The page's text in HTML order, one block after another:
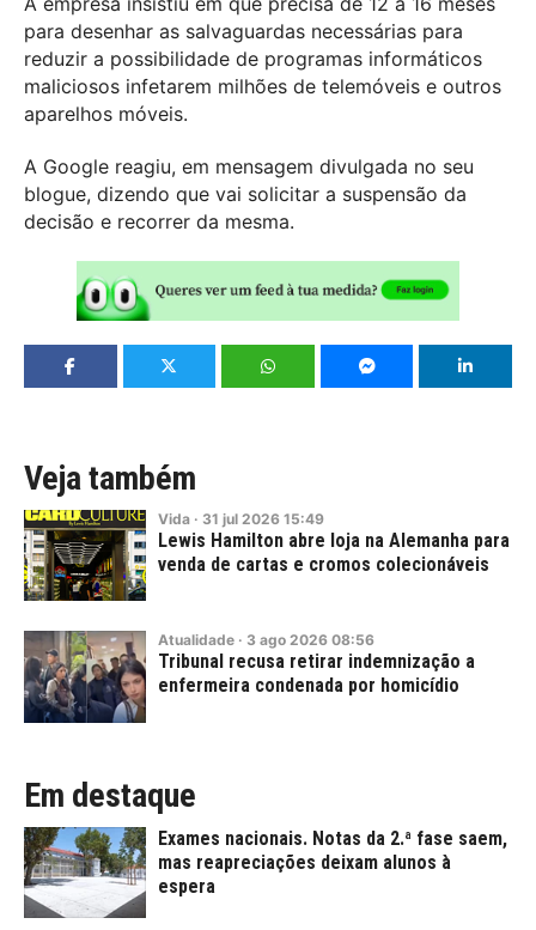
para desenhar as salvaguardas necessárias para
reduzir a possibilidade de programas informáticos
maliciosos infetarem milhões de telemóveis e outros
aparelhos móveis.
A Google reagiu, em mensagem divulgada no seu
blogue, dizendo que vai solicitar a suspensão da
decisão e recorrer da mesma.
Veja também
Vida · 31 jul 2026 15:49
Lewis Hamilton abre loja na Alemanha para
venda de cartas e cromos colecionáveis
Atualidade · 3 ago 2026 08:56
Tribunal recusa retirar indemnização a
enfermeira condenada por homicídio
Em destaque
Exames nacionais. Notas da 2.ª fase saem,
mas reapreciações deixam alunos à
espera